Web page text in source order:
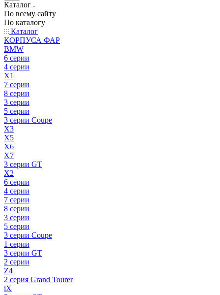
Каталог
По всему сайту
По каталогу
Каталог
КОРПУСА ФАР
BMW
6 серии
4 серии
X1
7 серии
8 серии
3 серии
5 серии
3 серии Coupe
X3
X5
X6
X7
3 серии GT
X2
6 серии
4 серии
7 серии
8 серии
3 серии
5 серии
3 серии Coupe
1 серии
3 серии GT
2 серии
Z4
2 серия Grand Tourer
iX